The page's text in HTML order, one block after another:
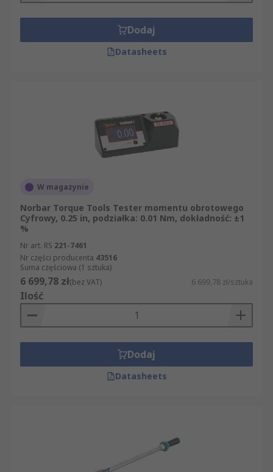
Dodaj
Datasheets
W magazynie
Norbar Torque Tools Tester momentu obrotowego
Cyfrowy, 0.25 in, podziałka: 0.01 Nm, dokładność: ±1
%
Nr art. RS 221-7461
Nr części producenta 43516
Suma częściowa (1 sztuka)
6 699,78 zł(bez VAT) 6 699,78 zł/sztuka
Ilość
Dodaj
Datasheets